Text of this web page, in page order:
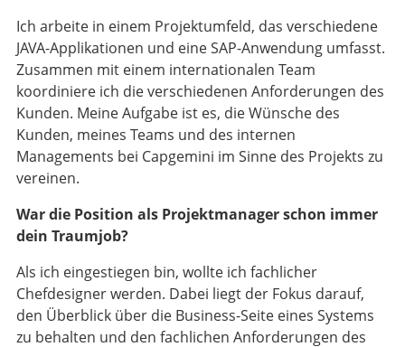
Ich arbeite in einem Projektumfeld, das verschiedene
JAVA-Applikationen und eine SAP-Anwendung umfasst.
Zusammen mit einem internationalen Team
koordiniere ich die verschiedenen Anforderungen des
Kunden. Meine Aufgabe ist es, die Wünsche des
Kunden, meines Teams und des internen
Managements bei Capgemini im Sinne des Projekts zu
vereinen.
War die Position als Projektmanager schon immer
dein Traumjob?
Als ich eingestiegen bin, wollte ich fachlicher
Chefdesigner werden. Dabei liegt der Fokus darauf,
den Überblick über die Business-Seite eines Systems
zu behalten und den fachlichen Anforderungen des